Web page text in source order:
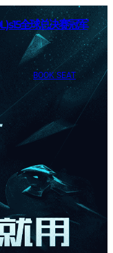
全球总决赛冠军
BOOK SEAT